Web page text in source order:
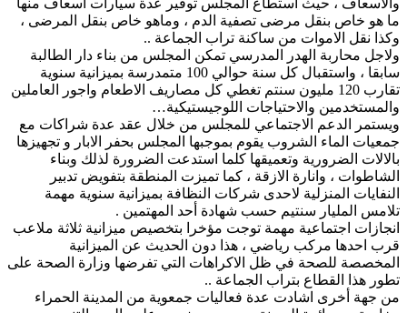
والاسعاف ، حيث استطاع المجلس توفير عدة سيارات اسعاف منها
ما هو خاص بنقل مرضى تصفية الدم ، وماهو خاص بنقل المرضى ،
وكذا نقل الاموات من ساكنة تراب الجماعة ..
ولاجل محاربة الهدر المدرسي تمكن المجلس من بناء دار الطالبة
سابقا ، واستقبال كل سنة حوالي 100 متمدرسة بميزانية سنوية
تقارب 120 مليون سنتم تغطي كل مصاريف الاطعام واجور العاملين
والمستخدمين والاحتياجات اللوجيستيكية…
ويستمر الدعم الاجتماعي للمجلس من خلال عقد عدة شراكات مع
جمعيات الماء الشروب يقوم بموجبها المجلس بحفر الابار و تجهيزها
بالالات الضرورية وتعميقها كلما استدعت الضرورة لذلك وبناء
الشاطوات ، وانارة الازقة ، كما تميزت المنطقة بتفويض تدبير
النفايات المنزلية لاحدى شركات النظافة بميزانية سنوية مهمة
تلامس المليار سنتيم حسب شهادة أحد المهتمين .
انجازات اجتماعية مهمة توجت مؤخرا بتخصيص ميزانية ثلاثة ملاعب
قرب احدها مركب رياضي ، هذا دون الحديث عن الميزانية
المخصصة للصحة في ظل الاكراهات التي تفرضها وزارة الصحة على
تطور هذا القطاع بتراب الجماعة ..
من جهة أخرى اشادت عدة فعاليات جمعوية من المدينة الحمراء